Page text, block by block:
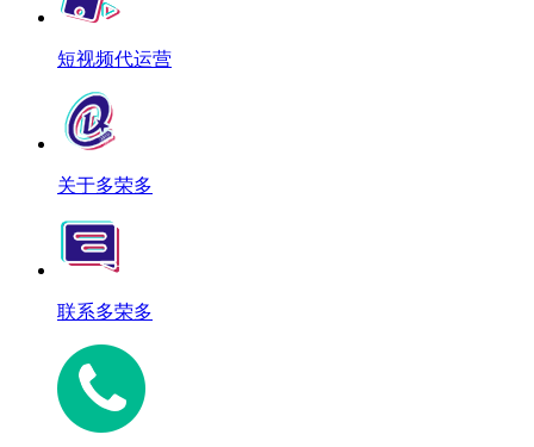
短视频代运营
关于多荣多
联系多荣多